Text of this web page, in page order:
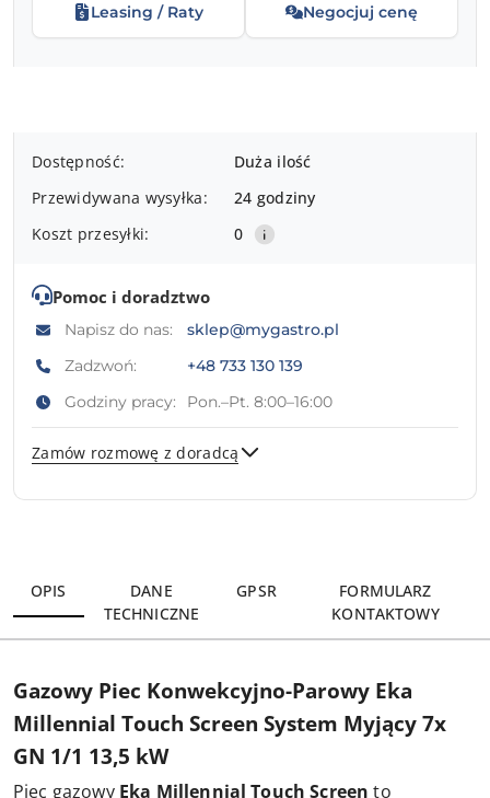
Leasing / Raty Negocjuj cenę
Dostępność
dostawa
Dostępność:
Duża ilość
Przewidywana wysyłka:
24 godziny
Koszt przesyłki:
0
Pomoc i doradztwo
Napisz do nas:
sklep@mygastro.pl
Zadzwoń:
+48 733 130 139
Godziny pracy:
Pon.–Pt. 8:00–16:00
Zamów rozmowę z doradcą
OPIS
DANE
TECHNICZNE
GPSR
FORMULARZ
KONTAKTOWY
Gazowy Piec Konwekcyjno-Parowy Eka
Millennial Touch Screen System Myjący 7x
GN 1/1 13,5 kW
Piec gazowy Eka Millennial Touch Screen to